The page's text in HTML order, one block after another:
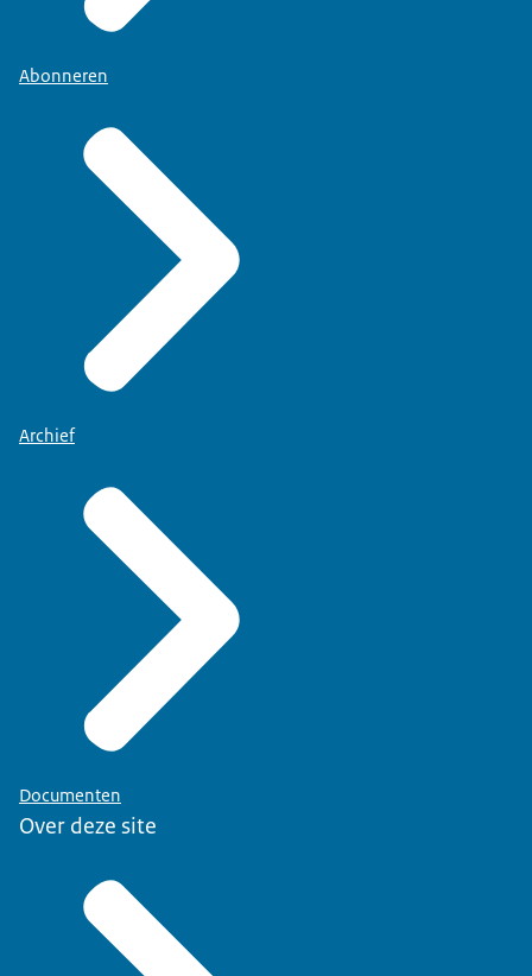
Abonneren
Archief
Documenten
Over deze site